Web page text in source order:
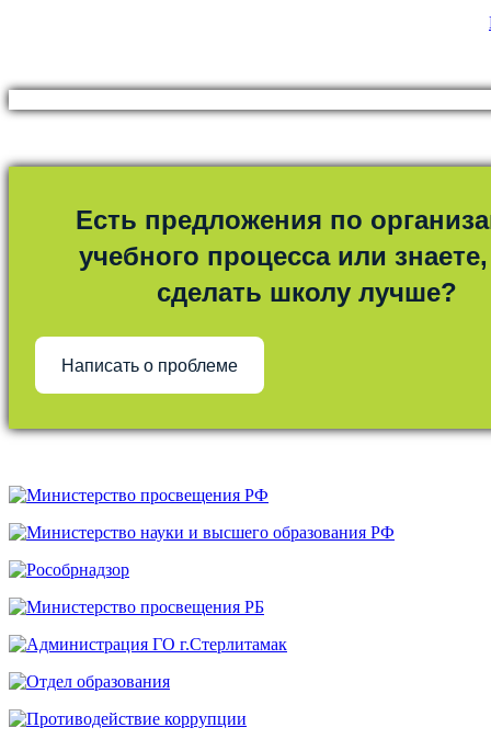
Есть предложения по
учебного процесса или знаете,
сделать школу лучше?
Написать о проблеме